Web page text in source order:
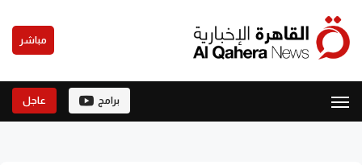
مباشر
برامج عاجل